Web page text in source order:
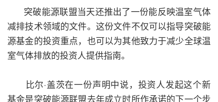
突破能源联盟当天还推出了一份能反映温室气体
减排技术领域的文件。这份文件不仅可以指导突破能
源基金的投资重点，也可以为其他致力于减少全球温
室气体排放的投资人提供指南。
比尔·盖茨在一份声明中说，投资人发起这个新
基金是突破能源联盟去年成立时所作承诺的下一个步